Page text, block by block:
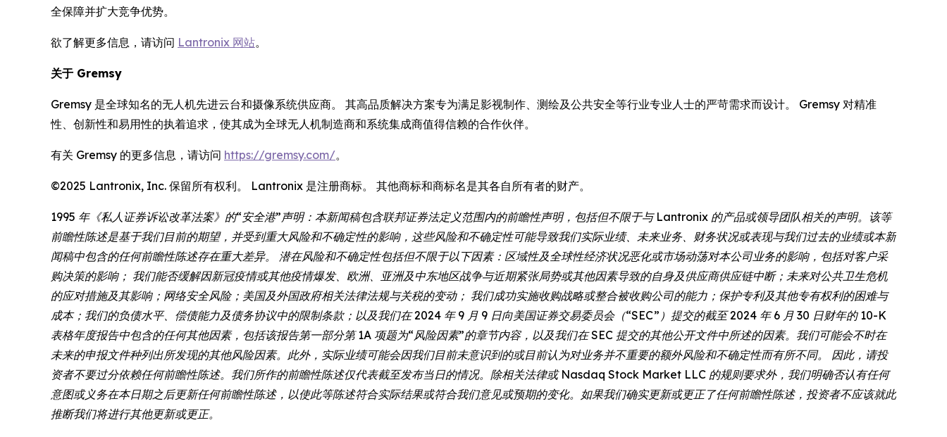
全保障并扩大竞争优势。
欲了解更多信息，请访问 Lantronix 网站。
关于 Gremsy
Gremsy 是全球知名的无人机先进云台和摄像系统供应商。 其高品质解决方案专为满足影视制作、测绘及公共安全等行业专业人士的严苛需求而设计。 Gremsy 对精准
性、创新性和易用性的执着追求，使其成为全球无人机制造商和系统集成商值得信赖的合作伙伴。
有关 Gremsy 的更多信息，请访问 https://gremsy.com/。
©2025 Lantronix, Inc. 保留所有权利。 Lantronix 是注册商标。 其他商标和商标名是其各自所有者的财产。
1995 年《私人证券诉讼改革法案》的“安全港”声明：本新闻稿包含联邦证券法定义范围内的前瞻性声明，包括但不限于与 Lantronix 的产品或领导团队相关的声明。该等
前瞻性陈述是基于我们目前的期望，并受到重大风险和不确定性的影响，这些风险和不确定性可能导致我们实际业绩、未来业务、财务状况或表现与我们过去的业绩或本新
闻稿中包含的任何前瞻性陈述存在重大差异。 潜在风险和不确定性包括但不限于以下因素：区域性及全球性经济状况恶化或市场动荡对本公司业务的影响，包括对客户采
购决策的影响； 我们能否缓解因新冠疫情或其他疫情爆发、欧洲、亚洲及中东地区战争与近期紧张局势或其他因素导致的自身及供应商供应链中断；未来对公共卫生危机
的应对措施及其影响；网络安全风险；美国及外国政府相关法律法规与关税的变动； 我们成功实施收购战略或整合被收购公司的能力；保护专利及其他专有权利的困难与
成本；我们的负债水平、偿债能力及债务协议中的限制条款；以及我们在 2024 年 9 月 9 日向美国证券交易委员会（“SEC”）提交的截至 2024 年 6 月 30 日财年的 10-K
表格年度报告中包含的任何其他因素，包括该报告第一部分第 1A 项题为“风险因素”的章节内容，以及我们在 SEC 提交的其他公开文件中所述的因素。我们可能会不时在
未来的申报文件种列出所发现的其他风险因素。此外，实际业绩可能会因我们目前未意识到的或目前认为对业务并不重要的额外风险和不确定性而有所不同。 因此，请投
资者不要过分依赖任何前瞻性陈述。我们所作的前瞻性陈述仅代表截至发布当日的情况。除相关法律或 Nasdaq Stock Market LLC 的规则要求外，我们明确否认有任何
意图或义务在本日期之后更新任何前瞻性陈述，以使此等陈述符合实际结果或符合我们意见或预期的变化。如果我们确实更新或更正了任何前瞻性陈述，投资者不应该就此
推断我们将进行其他更新或更正。